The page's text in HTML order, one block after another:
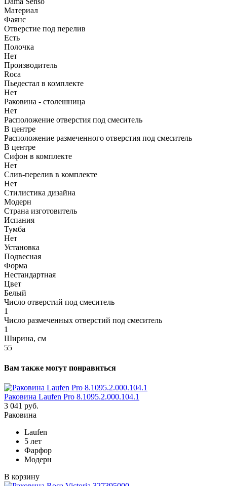
Материал
Фаянс
Отверстие под перелив
Есть
Полочка
Нет
Производитель
Roca
Пьедестал в комплекте
Нет
Раковина - столешница
Нет
Расположение отверстия под смеситель
В центре
Расположение размеченного отверстия под смеситель
В центре
Сифон в комплекте
Нет
Слив-перелив в комплекте
Нет
Стилистика дизайна
Модерн
Страна изготовитель
Испания
Тумба
Нет
Установка
Подвесная
Форма
Нестандартная
Цвет
Белый
Число отверстий под смеситель
1
Число размеченных отверстий под смеситель
1
Ширина, см
55
Вам также могут понравиться
Раковина Laufen Pro 8.1095.2.000.104.1
3 041 руб.
Раковина
Laufen
5 лет
Фарфор
Модерн
В корзину